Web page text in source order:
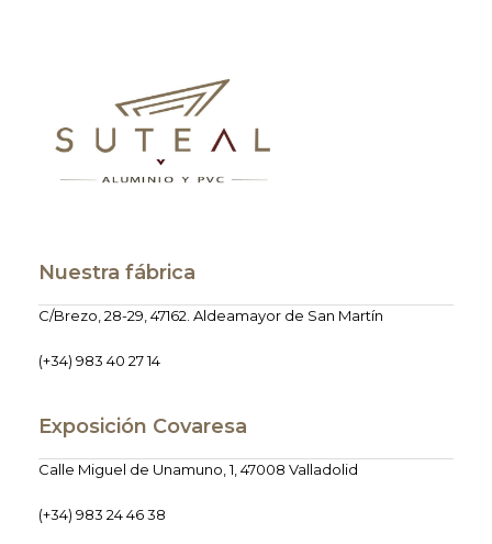
Nuestra fábrica
C/Brezo, 28-29, 47162. Aldeamayor de San Martín
(+34) 983 40 27 14
Exposición Covaresa
Calle Miguel de Unamuno, 1, 47008 Valladolid
(+34) 983 24 46 38